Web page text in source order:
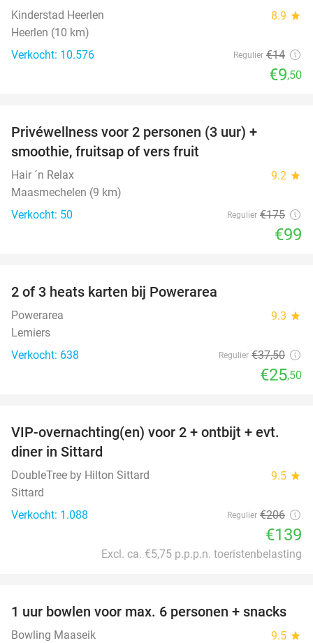
Kinderstad Heerlen 8.9 star
Heerlen (10 km)
Verkocht: 10.576
Regulier €14
€9,50
Privéwellness voor 2 personen (3 uur) +
smoothie, fruitsap of vers fruit
Hair ´n Relax 9.2 star
Maasmechelen (9 km)
Verkocht: 50
Regulier €175
€99
2 of 3 heats karten bij Powerarea
Powerarea 9.3 star
Lemiers
Verkocht: 638
Regulier €37,50
€25,50
33%
VIP-overnachting(en) voor 2 + ontbijt + evt.
diner in Sittard
DoubleTree by Hilton Sittard 9.5 star
Sittard
Verkocht: 1.088
Regulier €206
€139
Excl. ca. €5,75 p.p.p.n. toeristenbelasting
38%
1 uur bowlen voor max. 6 personen + snacks
Bowling Maaseik 9.5 star